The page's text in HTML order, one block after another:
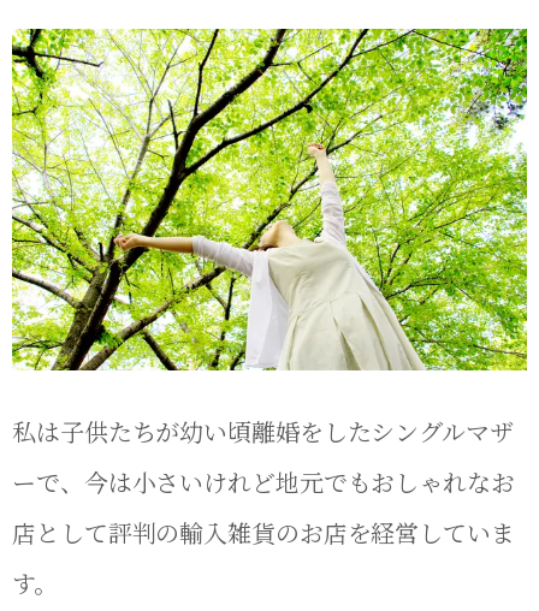
私は子供たちが幼い頃離婚をしたシングルマザ
ーで、今は小さいけれど地元でもおしゃれなお
店として評判の輸入雑貨のお店を経営していま
す。